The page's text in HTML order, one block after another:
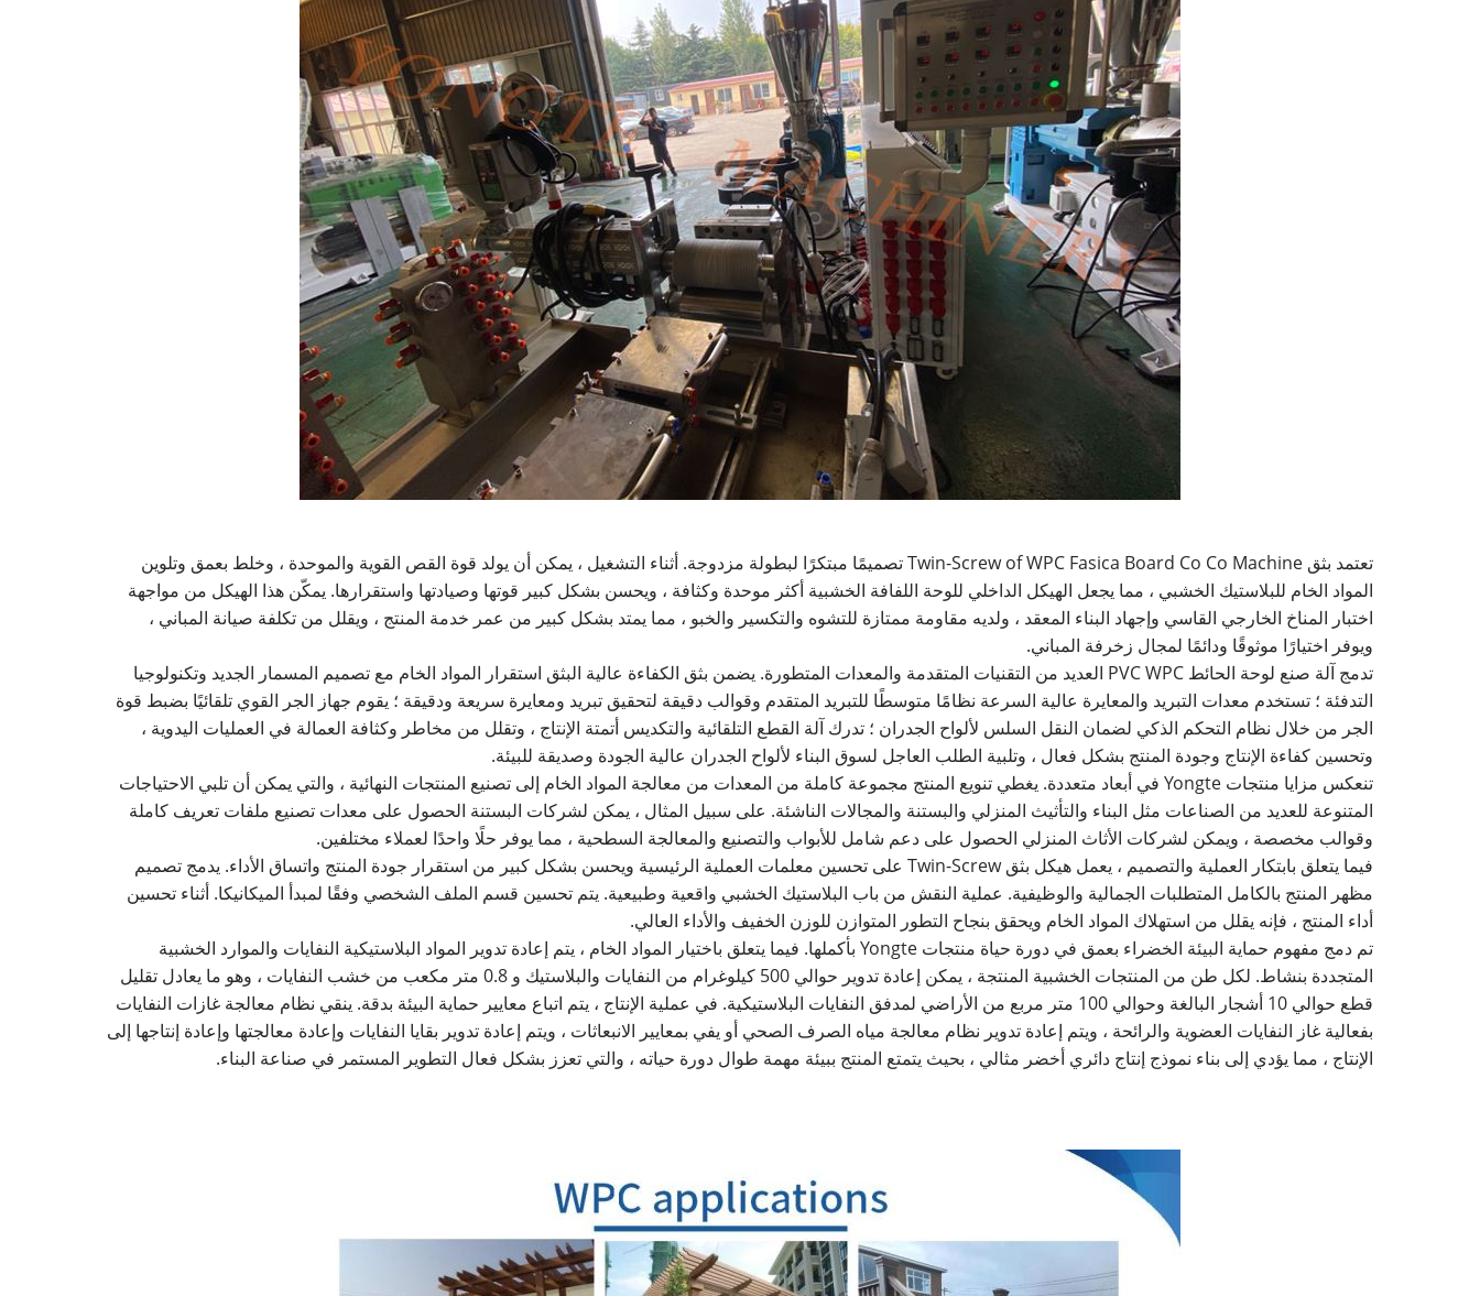
تعتمد بثق Twin-Screw of WPC Fasica Board Co Co Machine تصميمًا مبتكرًا لبطولة مزدوجة. أثناء التشغيل ، يمكن أن يولد قوة القص القوية والموحدة ، وخلط بعمق وتلوين
المواد الخام للبلاستيك الخشبي ، مما يجعل الهيكل الداخلي للوحة اللفافة الخشبية أكثر موحدة وكثافة ، ويحسن بشكل كبير قوتها وصيادتها واستقرارها. يمكّن هذا الهيكل من مواجهة
اختبار المناخ الخارجي القاسي وإجهاد البناء المعقد ، ولديه مقاومة ممتازة للتشوه والتكسير والخبو ، مما يمتد بشكل كبير من عمر خدمة المنتج ، ويقلل من تكلفة صيانة المباني ،
ويوفر اختيارًا موثوقًا ودائمًا لمجال زخرفة المباني.
تدمج آلة صنع لوحة الحائط PVC WPC العديد من التقنيات المتقدمة والمعدات المتطورة. يضمن بثق الكفاءة عالية البثق استقرار المواد الخام مع تصميم المسمار الجديد وتكنولوجيا
التدفئة ؛ تستخدم معدات التبريد والمعايرة عالية السرعة نظامًا متوسطًا للتبريد المتقدم وقوالب دقيقة لتحقيق تبريد ومعايرة سريعة ودقيقة ؛ يقوم جهاز الجر القوي تلقائيًا بضبط قوة
الجر من خلال نظام التحكم الذكي لضمان النقل السلس لألواح الجدران ؛ تدرك آلة القطع التلقائية والتكديس أتمتة الإنتاج ، وتقلل من مخاطر وكثافة العمالة في العمليات اليدوية ،
وتحسين كفاءة الإنتاج وجودة المنتج بشكل فعال ، وتلبية الطلب العاجل لسوق البناء لألواح الجدران عالية الجودة وصديقة للبيئة.
تنعكس مزايا منتجات Yongte في أبعاد متعددة. يغطي تنويع المنتج مجموعة كاملة من المعدات من معالجة المواد الخام إلى تصنيع المنتجات النهائية ، والتي يمكن أن تلبي الاحتياجات
المتنوعة للعديد من الصناعات مثل البناء والتأثيث المنزلي والبستنة والمجالات الناشئة. على سبيل المثال ، يمكن لشركات البستنة الحصول على معدات تصنيع ملفات تعريف كاملة
وقوالب مخصصة ، ويمكن لشركات الأثاث المنزلي الحصول على دعم شامل للأبواب والتصنيع والمعالجة السطحية ، مما يوفر حلًا واحدًا لعملاء مختلفين.
فيما يتعلق بابتكار العملية والتصميم ، يعمل هيكل بثق Twin-Screw على تحسين معلمات العملية الرئيسية ويحسن بشكل كبير من استقرار جودة المنتج واتساق الأداء. يدمج تصميم
مظهر المنتج بالكامل المتطلبات الجمالية والوظيفية. عملية النقش من باب البلاستيك الخشبي واقعية وطبيعية. يتم تحسين قسم الملف الشخصي وفقًا لمبدأ الميكانيكا. أثناء تحسين
أداء المنتج ، فإنه يقلل من استهلاك المواد الخام ويحقق بنجاح التطور المتوازن للوزن الخفيف والأداء العالي.
تم دمج مفهوم حماية البيئة الخضراء بعمق في دورة حياة منتجات Yongte بأكملها. فيما يتعلق باختيار المواد الخام ، يتم إعادة تدوير المواد البلاستيكية النفايات والموارد الخشبية
المتجددة بنشاط. لكل طن من المنتجات الخشبية المنتجة ، يمكن إعادة تدوير حوالي 500 كيلوغرام من النفايات والبلاستيك و 0.8 متر مكعب من خشب النفايات ، وهو ما يعادل تقليل
قطع حوالي 10 أشجار البالغة وحوالي 100 متر مربع من الأراضي لمدفق النفايات البلاستيكية. في عملية الإنتاج ، يتم اتباع معايير حماية البيئة بدقة. ينقي نظام معالجة غازات النفايات
بفعالية غاز النفايات العضوية والرائحة ، ويتم إعادة تدوير نظام معالجة مياه الصرف الصحي أو يفي بمعايير الانبعاثات ، ويتم إعادة تدوير بقايا النفايات وإعادة معالجتها وإعادة إنتاجها إلى
الإنتاج ، مما يؤدي إلى بناء نموذج إنتاج دائري أخضر مثالي ، بحيث يتمتع المنتج ببيئة مهمة طوال دورة حياته ، والتي تعزز بشكل فعال التطوير المستمر في صناعة البناء.